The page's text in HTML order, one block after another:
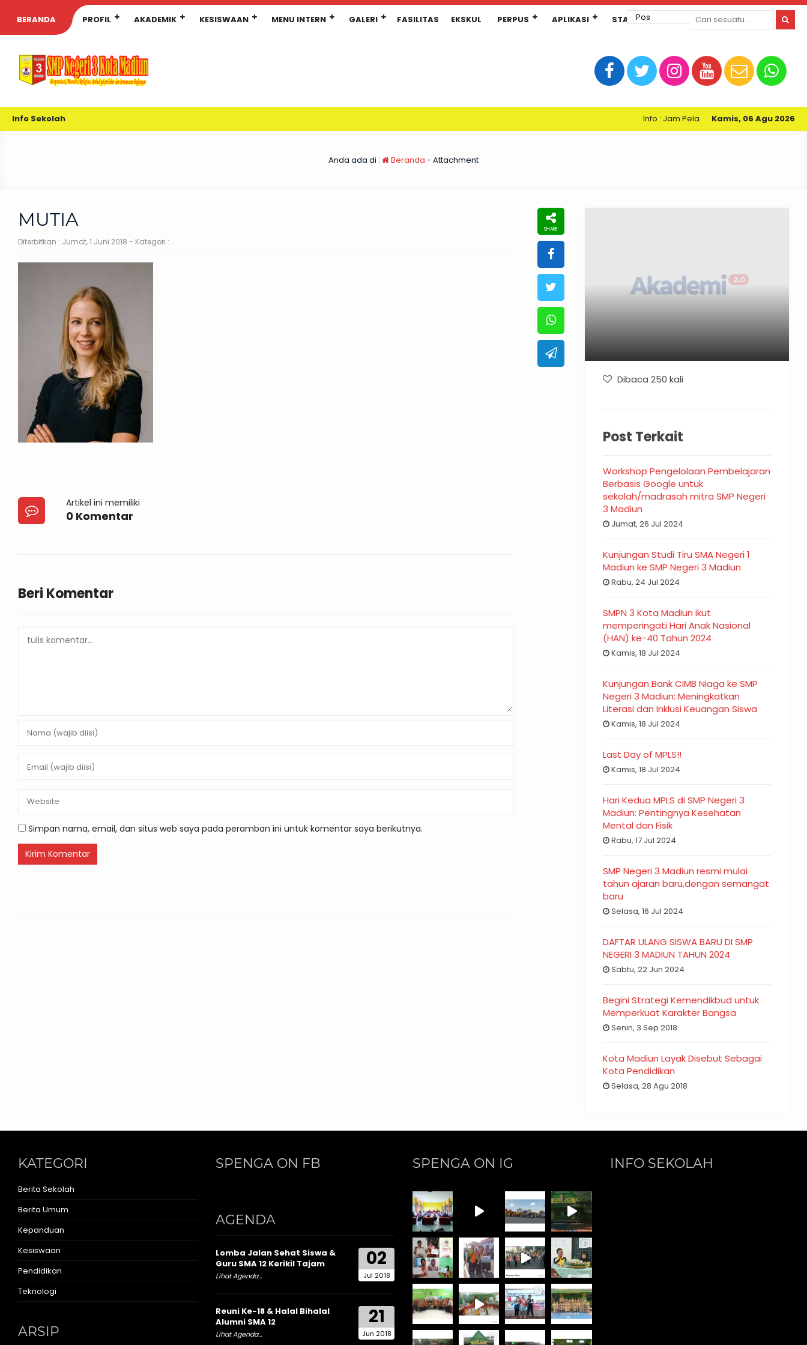
BERANDA PROFIL AKADEMIK KESISWAAN MENU INTERN GALERI FASILITAS EKSKUL PERPUS APLIKASI STANDAR PELAYANAN
Info Sekolah Kamis, 06 Agu 2026
Info : Jam Pelayanan Perpustakaan Kartini
Anda ada di : Beranda - Attachment
MUTIA
Diterbitkan : Jumat, 1 Juni 2018 - Kategori :
Artikel ini memiliki
0 Komentar
Beri Komentar
Simpan nama, email, dan situs web saya pada peramban ini untuk komentar saya berikutnya.
Dibaca 250 kali
Post Terkait
Workshop Pengelolaan Pembelajaran
Berbasis Google untuk
sekolah/madrasah mitra SMP Negeri
3 Madiun
Jumat, 26 Jul 2024
Kunjungan Studi Tiru SMA Negeri 1
Madiun ke SMP Negeri 3 Madiun
Rabu, 24 Jul 2024
SMPN 3 Kota Madiun ikut
memperingati Hari Anak Nasional
(HAN) ke-40 Tahun 2024
Kamis, 18 Jul 2024
Kunjungan Bank CIMB Niaga ke SMP
Negeri 3 Madiun: Meningkatkan
Literasi dan Inklusi Keuangan Siswa
Kamis, 18 Jul 2024
Last Day of MPLS!!
Kamis, 18 Jul 2024
Hari Kedua MPLS di SMP Negeri 3
Madiun: Pentingnya Kesehatan
Mental dan Fisik
Rabu, 17 Jul 2024
SMP Negeri 3 Madiun resmi mulai
tahun ajaran baru,dengan semangat
baru
Selasa, 16 Jul 2024
DAFTAR ULANG SISWA BARU DI SMP
NEGERI 3 MADIUN TAHUN 2024
Sabtu, 22 Jun 2024
Begini Strategi Kemendikbud untuk
Memperkuat Karakter Bangsa
Senin, 3 Sep 2018
Kota Madiun Layak Disebut Sebagai
Kota Pendidikan
Selasa, 28 Agu 2018
KATEGORI
Berita Sekolah
Berita Umum
Kepanduan
Kesiswaan
Pendidikan
Teknologi
ARSIP
SPENGA ON FB
AGENDA
02
Jul 2018
Lomba Jalan Sehat Siswa &
Guru SMA 12 Kerikil Tajam
Lihat Agenda...
21
Jun 2018
Reuni Ke-18 & Halal Bihalal
Alumni SMA 12
Lihat Agenda...
SPENGA ON IG INFO SEKOLAH